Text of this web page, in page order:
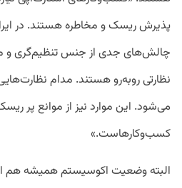
پذیرش ریسک و مخاطره هستند. در
چالش‌های جدی از جنس تنظیم‌گری و
نظارتی روبه‌رو هستند. مدام
می‌شود. این موارد نیز از موانع پر
کسب‌وکارهاست.»
البته وضعیت اکوسیستم همیشه هم